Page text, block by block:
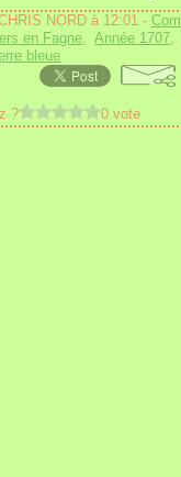
NORD à 12:01 -
en Fagne,Année 1707,
bleue
? 0 vote